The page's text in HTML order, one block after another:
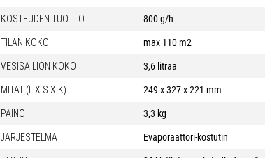
KOSTEUDEN TUOTTO 800 g/h
TILAN KOKO max 110 m2
VESISÄILIÖN KOKO 3,6 litraa
MITAT (L X S X K) 249 x 327 x 221 mm
PAINO 3,3 kg
JÄRJESTELMÄ Evaporaattori-kostutin